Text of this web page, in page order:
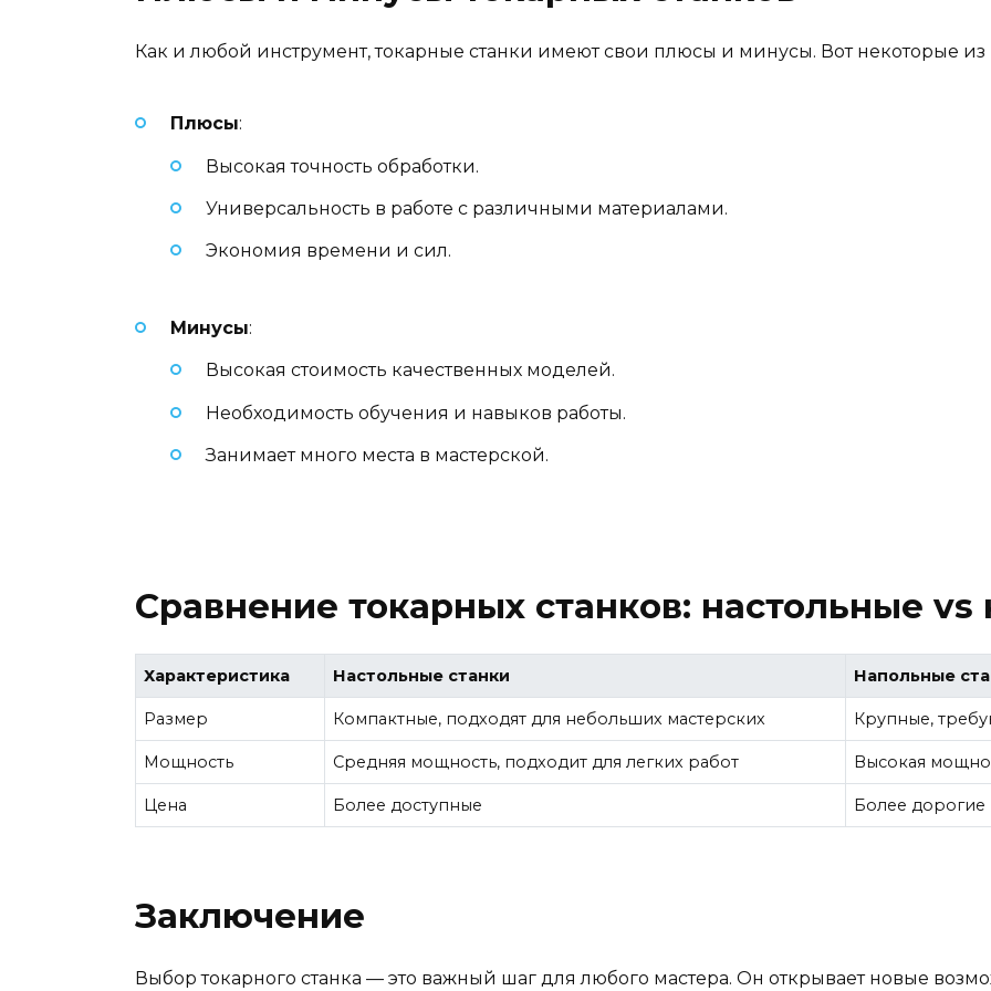
Как и любой инструмент, токарные станки имеют свои плюсы и минусы. Вот некоторые из
Плюсы:
Высокая точность обработки.
Универсальность в работе с различными материалами.
Экономия времени и сил.
Минусы:
Высокая стоимость качественных моделей.
Необходимость обучения и навыков работы.
Занимает много места в мастерской.
Сравнение токарных станков: настольные
Характеристика Настольные станки Напольные
Размер Компактные, подходят для небольших мастерских Крупные,
Мощность Средняя мощность, подходит для легких работ Высокая
Цена Более доступные Более дорогие
Заключение
Выбор токарного станка — это важный шаг для любого мастера. Он открывает новые